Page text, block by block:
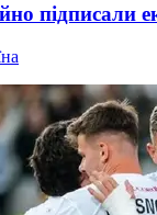
підписали